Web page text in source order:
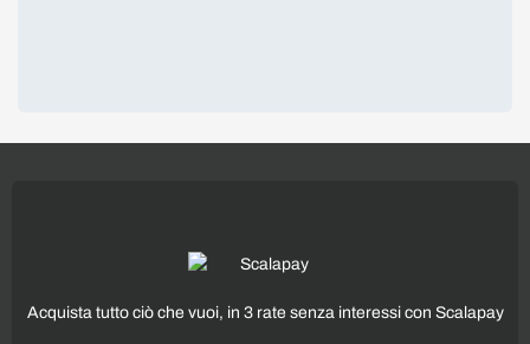
Acquista tutto ciò che vuoi, in 3 rate senza interessi con Scalapay